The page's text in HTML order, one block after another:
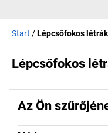
Start Lépcsőfokos létrák
Lépcsőfokos
Az Ön